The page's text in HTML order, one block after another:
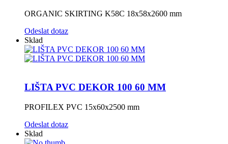
ORGANIC SKIRTING K58C 18x58x2600 mm
Odeslat dotaz
Sklad
LIŠTA PVC DEKOR 100 60 MM
PROFILEX PVC 15x60x2500 mm
Odeslat dotaz
Sklad